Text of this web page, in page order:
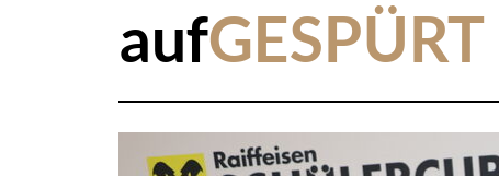
aufGESPÜRT